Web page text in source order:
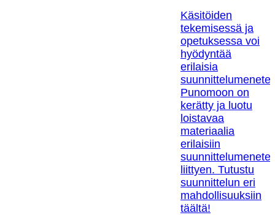
Käsitöiden
tekemisessä ja
opetuksessa voi
hyödyntää
erilaisia
Punomoon on
kerätty ja luotu
loistavaa
materiaalia
erilaisiin
liittyen. Tutustu
suunnittelun eri
mahdollisuuksiin
täältä!